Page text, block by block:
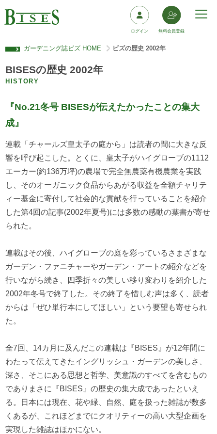
ログイン 無料会員登録
ガーデニング誌ビズ HOME > ビズの歴史 2002年
BISESの歴史 2002年
HISTORY
『No.21冬号 BISESが伝えたかったことの集大
成』
連載「チャールズ皇太子の庭から」は読者の間に大きな反
響を呼び起こした。とくに、皇太子がハイグローブの1112
エーカー(約136万坪)の農場で完全無農薬有機農業を実践
し、そのオーガニック食品からあがる収益を全額チャリテ
ィー基金に寄付して社会的な貢献を行っていることを紹介
した第4回の記事(2002年夏号)には多数の感動の葉書が寄せ
られた。
連載はその後、ハイグローブの庭を彩っているさまざまな
ガーデン・ファニチャーやガーデン・アートの紹介などを
行いながら続き、四季折々の美しい移り変わりを紹介した
2002年冬号で終了した。その終了を惜しむ声は多く、読者
からは「ぜひ単行本にしてほしい」という要望も寄せられ
た。
全7回、14カ月に及んだこの連載は『BISES』が12年間に
わたって伝えてきたイングリッシュ・ガーデンの美しさ、
深さ、そこにある思想と哲学、美意識のすべてを含むもの
でありまさに『BISES』の歴史の集大成であったといえ
る。日本には現在、花や緑、自然、庭を扱った雑誌が数多
くあるが、これほどまでにクオリティーの高い大型企画を
実現した雑誌はほかにない。